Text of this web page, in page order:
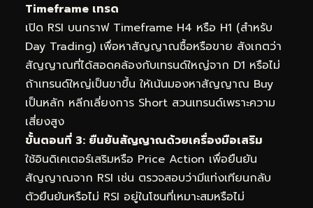
Timeframe เทรด
เปิด RSI บนกราฟ Timeframe H4 หรือ H1 (สำหรับ
Day Trading) เพื่อหาสัญญาณซื้อหรือขาย สังเกตว่า
สัญญาณที่ได้สอดคล้องกับเทรนด์ใหญ่จาก D1 หรือไม่
ถ้าเทรนด์ใหญ่เป็นขาขึ้น ให้เน้นมองหาสัญญาณ Buy
เป็นหลัก หลีกเลี่ยงการ Short สวนเทรนด์เพราะความ
เสี่ยงสูง
ขั้นตอนที่ 3: ยืนยันสัญญาณด้วยเครื่องมือเสริม
ใช้อินดิเคเตอร์เสริมหรือ Price Action เพื่อยืนยัน
สัญญาณจาก RSI เช่น ตรวจสอบว่ามีแท่งเทียนกลับ
ตัวยืนยันหรือไม่ RSI อยู่ในโซนที่เหมาะสมหรือไม่